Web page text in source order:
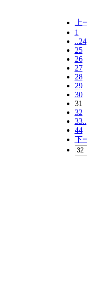
上
1
..24
25
26
27
28
29
30
31
32
33..
44
下